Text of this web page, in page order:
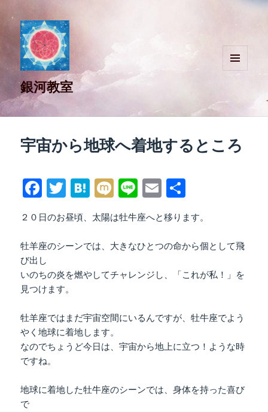
銀河教室
宇宙から地球へ着地するところ
Fa
ce
bo
ok
T
wi
tte
r
H
at
en
a
M
ix
i
Li
ne
E
m
ail
有
２０日のお昼頃、太陽は牡牛座へと移ります。
牡羊座のシーンでは、大きなひとつの命から個として飛
び出し
いのちの炎を燃やしてチャレンジし、「これが私！」を
見つけます。
牡羊座ではまだ宇宙空間にいるんですが、牡牛座でよう
やく地球に着地します。
なのでちょうど今日は、宇宙から地上に立つ！ような時
ですね。
地球に着地した牡牛座のシーンでは、身体を持った喜び
で